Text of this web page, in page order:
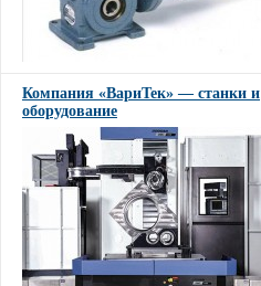
Компания «ВариТек» — станки и
оборудование